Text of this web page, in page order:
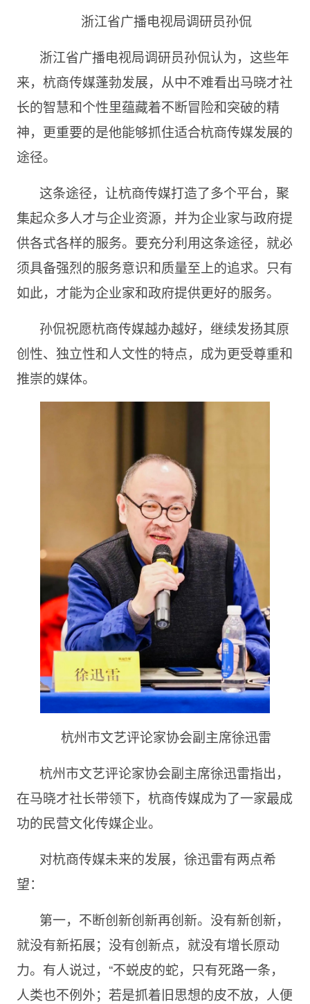
浙江省广播电视局调研员孙侃
浙江省广播电视局调研员孙侃认为，这些年
来，杭商传媒蓬勃发展，从中不难看出马晓才社
长的智慧和个性里蕴藏着不断冒险和突破的精
神，更重要的是他能够抓住适合杭商传媒发展的
途径。
这条途径，让杭商传媒打造了多个平台，聚
集起众多人才与企业资源，并为企业家与政府提
供各式各样的服务。要充分利用这条途径，就必
须具备强烈的服务意识和质量至上的追求。只有
如此，才能为企业家和政府提供更好的服务。
孙侃祝愿杭商传媒越办越好，继续发扬其原
创性、独立性和人文性的特点，成为更受尊重和
推崇的媒体。
杭州市文艺评论家协会副主席徐迅雷
杭州市文艺评论家协会副主席徐迅雷指出，
在马晓才社长带领下，杭商传媒成为了一家最成
功的民营文化传媒企业。
对杭商传媒未来的发展，徐迅雷有两点希
望：
第一，不断创新创新再创新。没有新创新，
就没有新拓展；没有创新点，就没有增长原动
力。有人说过，“不蜕皮的蛇，只有死路一条，
人类也不例外；若是抓着旧思想的皮不放，人便